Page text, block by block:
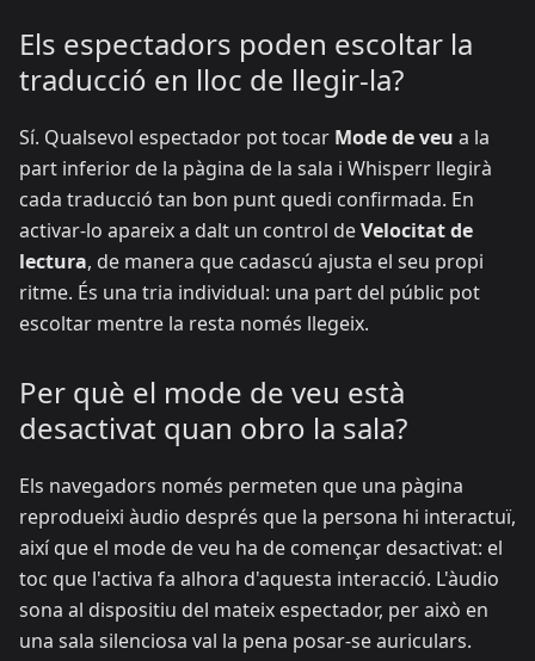
Els espectadors poden escoltar la
traducció en lloc de llegir-la?
Sí. Qualsevol espectador pot tocar Mode de veu a la
part inferior de la pàgina de la sala i Whisperr llegirà
cada traducció tan bon punt quedi confirmada. En
activar-lo apareix a dalt un control deVelocitat de
lectura, de manera que cadascú ajusta el seu propi
ritme. És una tria individual: una part del públic pot
escoltar mentre la resta només llegeix.
Per què el mode de veu està
desactivat quan obro la sala?
Els navegadors només permeten que una pàgina
reprodueixi àudio després que la persona hi interactuï,
així que el mode de veu ha de començar desactivat: el
toc que l'activa fa alhora d'aquesta interacció. L'àudio
sona al dispositiu del mateix espectador, per això en
una sala silenciosa val la pena posar-se auriculars.